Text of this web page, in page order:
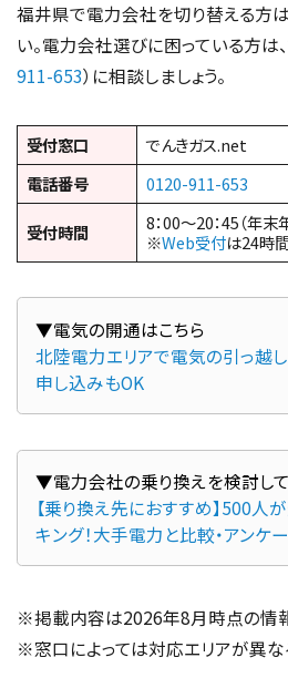
福井県で電力会社を切り替える方は
い。電力会社選びに困っている方は
911-653）に相談しましょう。
受付窓口
でんきガス.net
電話番号
0120-911-653
受付時間
8：00～20：45（年末
※Web受付は24時
北陸電力エリアで電気の引っ越
申し込みもOK
【乗り換え先におすすめ】500人
キング！大手電力と比較・アンケ
※掲載内容は2026年8月時点の情報
※窓口によっては対応エリアが異な